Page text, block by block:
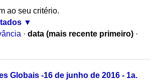
ao seu critério.
· data (mais recente primeiro) ·
Globais -16 de junho de 2016 - 1a.